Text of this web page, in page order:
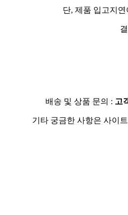
단, 제품 입고지
배송 및 상품 문의 : 고
기타 궁금한 사항은 사이